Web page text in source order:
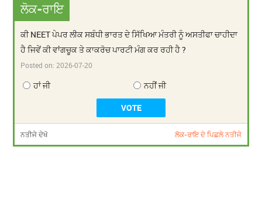
ਲੋਕ-ਰਾਇ
ਕੀ NEET ਪੇਪਰ ਲੀਕ ਸਬੰਧੀ ਭਾਰਤ ਦੇ ਸਿੱਖਿਆ ਮੰਤਰੀ ਨੂੰ ਅਸਤੀਫਾ ਚਾਹੀਦਾ
ਹੈ ਜਿਵੇਂ ਕੀ ਵਾਂਗਚੂਕ ਤੇ ਕਾਕਰੋਚ ਪਾਰਟੀ ਮੰਗ ਕਰ ਰਹੀ ਹੈ ?
Posted on:2026-07-20
ਹਾਂ ਜੀ ਨਹੀਂ ਜੀ
ਨਤੀਜੇ ਦੇਖੋ ਲੋਕ-ਰਾਇ ਦੇ ਪਿਛਲੇ ਨਤੀਜੇ